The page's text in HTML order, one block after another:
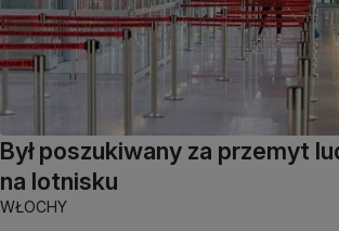
Był poszukiwany za przemyt
na lotnisku
WŁOCHY